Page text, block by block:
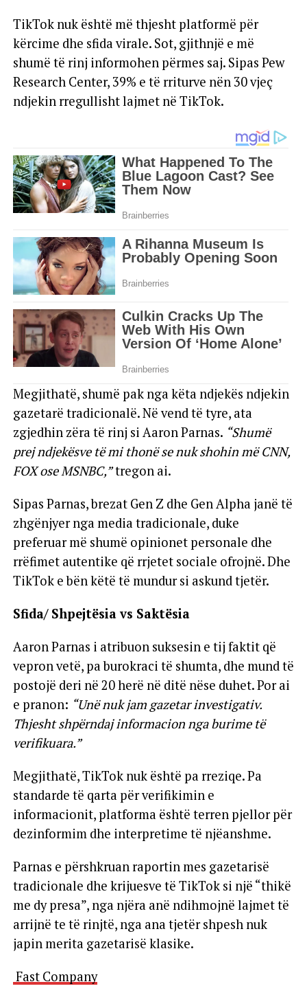
TikTok nuk është më thjesht platformë për
kërcime dhe sfida virale. Sot, gjithnjë e më
shumë të rinj informohen përmes saj. Sipas Pew
Research Center, 39% e të rriturve nën 30 vjeç
ndjekin rregullisht lajmet në TikTok.
Megjithatë, shumë pak nga këta ndjekës ndjekin
gazetarë tradicionalë. Në vend të tyre, ata
zgjedhin zëra të rinj si Aaron Parnas. “Shumë
prej ndjekësve të mi thonë se nuk shohin më CNN,
FOX ose MSNBC,”tregon ai.
Sipas Parnas, brezat Gen Z dhe Gen Alpha janë të
zhgënjyer nga media tradicionale, duke
preferuar më shumë opinionet personale dhe
rrëfimet autentike që rrjetet sociale ofrojnë. Dhe
TikTok e bën këtë të mundur si askund tjetër.
Sfida/ Shpejtësia vs Saktësia
Aaron Parnas i atribuon suksesin e tij faktit që
vepron vetë, pa burokraci të shumta, dhe mund të
postojë deri në 20 herë në ditë nëse duhet. Por ai
e pranon: “Unë nuk jam gazetar investigativ.
Thjesht shpërndaj informacion nga burime të
verifikuara.”
Megjithatë, TikTok nuk është pa rreziqe. Pa
standarde të qarta për verifikimin e
informacionit, platforma është terren pjellor për
dezinformim dhe interpretime të njëanshme.
Parnas e përshkruan raportin mes gazetarisë
tradicionale dhe krijuesve të TikTok si një “thikë
me dy presa”, nga njëra anë ndihmojnë lajmet të
arrijnë te të rinjtë, nga ana tjetër shpesh nuk
japin merita gazetarisë klasike.
Fast Company